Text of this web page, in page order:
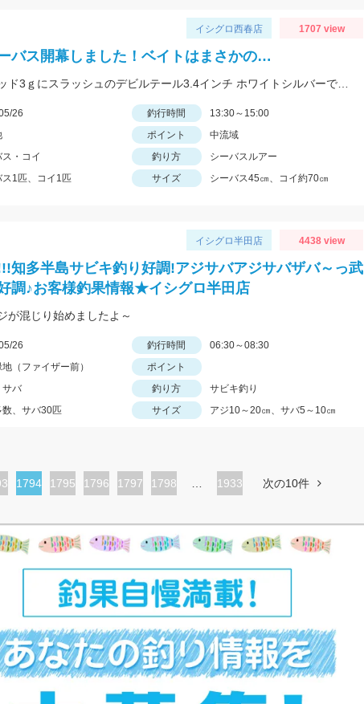
イシグロ西春店 1707 view
バス開幕しました！ベイトはまさかの…
26 釣行時間
13:30～15:00
ポイント
中流域
ス・コイ 釣り方
シーバスルアー
ス1匹、コイ1匹 サイズ シーバス45㎝、コイ約70㎝
イシグロ半田店 4438 view
知多半島サビキ釣り好調!アジサバアジサバザバ～っ武
調♪お客様釣果情報★イシグロ半田店
が混じり始めましたよ～
26 釣行時間
06:30～08:30
（ファイザー前）
ポイント
サバ 釣り方
サビキ釣り
数、サバ30匹 サイズ アジ10～20㎝、サバ5～10㎝
カ
ト
ジ
1794
ペ
1795
ペ
1796
ペ
1797
ペ
1798 1933 次の10件